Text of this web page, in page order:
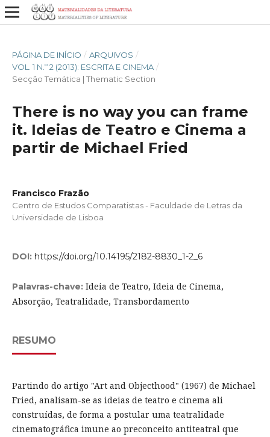
PÁGINA DE INÍCIO / ARQUIVOS /
VOL. 1 N.º 2 (2013): ESCRITA E CINEMA /
Secção Temática | Thematic Section
There is no way you can frame
it. Ideias de Teatro e Cinema a
partir de Michael Fried
Francisco Frazão
Centro de Estudos Comparatistas - Faculdade de Letras da
Universidade de Lisboa
DOI: https://doi.org/10.14195/2182-8830_1-2_6
Palavras-chave: Ideia de Teatro, Ideia de Cinema,
Absorção, Teatralidade, Transbordamento
RESUMO
Partindo do artigo "Art and Objecthood" (1967) de Michael
Fried, analisam-se as ideias de teatro e cinema ali
construídas, de forma a postular uma teatralidade
cinematográfica imune ao preconceito antiteatral que